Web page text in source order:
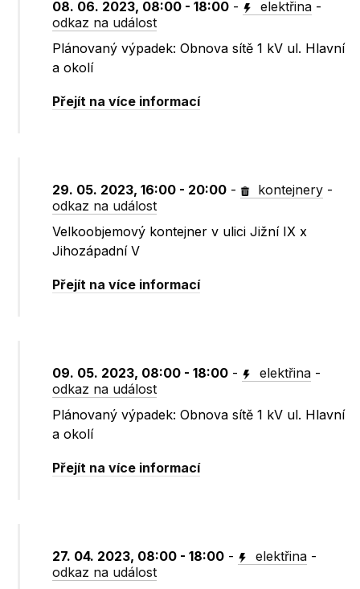
08. 06. 2023, 08:00 - 18:00 - elektřina -
odkaz na událost
Plánovaný výpadek: Obnova sítě 1 kV ul. Hlavní
a okolí
Přejít na více informací
29. 05. 2023, 16:00 - 20:00 - kontejnery -
odkaz na událost
Velkoobjemový kontejner v ulici Jižní IX x
Jihozápadní V
Přejít na více informací
09. 05. 2023, 08:00 - 18:00 - elektřina -
odkaz na událost
Plánovaný výpadek: Obnova sítě 1 kV ul. Hlavní
a okolí
Přejít na více informací
27. 04. 2023, 08:00 - 18:00 - elektřina -
odkaz na událost